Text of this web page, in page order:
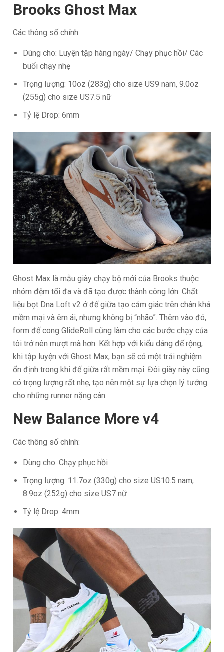
Brooks Ghost Max
Các thông số chính:
Dùng cho: Luyện tập hàng ngày/ Chạy phục hồi/ Các
buổi chạy nhẹ
Trọng lượng: 10oz (283g) cho size US9 nam, 9.0oz
(255g) cho size US7.5 nữ
Tỷ lệ Drop: 6mm
Ghost Max là mẫu giày chạy bộ mới của Brooks thuộc
nhóm đệm tối đa và đã tạo được thành công lớn. Chất
liệu bọt Dna Loft v2 ở đế giữa tạo cảm giác trên chân khá
mềm mại và êm ái, nhưng không bị “nhão”. Thêm vào đó,
form đế cong GlideRoll cũng làm cho các bước chạy của
tôi trở nên mượt mà hơn. Kết hợp với kiểu dáng đế rộng,
khi tập luyện với Ghost Max, bạn sẽ có một trải nghiệm
ổn định trong khi đế giữa rất mềm mại. Đôi giày này cũng
có trọng lượng rất nhẹ, tạo nên một sự lựa chọn lý tưởng
cho những runner nặng cân.
New Balance More v4
Các thông số chính:
Dùng cho: Chạy phục hồi
Trọng lượng: 11.7oz (330g) cho size US10.5 nam,
8.9oz (252g) cho size US7 nữ
Tỷ lệ Drop: 4mm